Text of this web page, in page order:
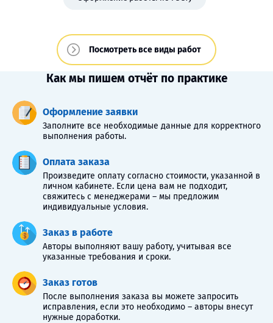
Посмотреть все виды работ
Как мы пишем отчёт по практике
Оформление заявки
Заполните все необходимые данные для корректного
выполнения работы.
Оплата заказа
Произведите оплату согласно стоимости, указанной в
личном кабинете. Если цена вам не подходит,
свяжитесь с менеджерами – мы предложим
индивидуальные условия.
Заказ в работе
Авторы выполняют вашу работу, учитывая все
указанные требования и сроки.
Заказ готов
После выполнения заказа вы можете запросить
исправления, если это необходимо – авторы внесут
нужные доработки.